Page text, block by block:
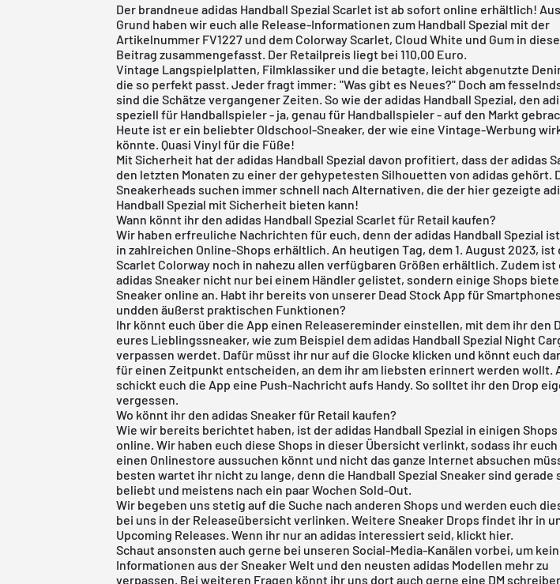
Der brandneue adidas Handball Spezial Scarlet ist ab sofort online erhältlich!
Grund haben wir euch alle Release-Informationen zum Handball Spezial mit der
Artikelnummer FV1227 und dem Colorway Scarlet, Cloud White und Gum in
Beitrag zusammengefasst. Der Retailpreis liegt bei 110,00 Euro.
Vintage Langspielplatten, Filmklassiker und die betagte, leicht abgenutzte
die so perfekt passt. Jeder fragt immer: "Was gibt es Neues?" Doch am
sind die Schätze vergangener Zeiten. So wie der adidas Handball Spezial, den
speziell für Handballspieler - ja, genau für Handballspieler - auf den Markt
Heute ist er ein beliebter Oldschool-Sneaker, der wie eine Vintage-Werbung
könnte. Quasi Vinyl für die Füße!
Mit Sicherheit hat der adidas Handball Spezial davon profitiert, dass deradidas
den letzten Monaten zu einer der gehypetesten Silhouetten von adidas gehört.
Sneakerheads suchen immer schnell nach Alternativen, die der hier gezeigte
Handball Spezial mit Sicherheit bieten kann!
Wann könnt ihr den adidas Handball Spezial Scarlet für Retail kaufen?
Wir haben erfreuliche Nachrichten für euch, denn der adidas Handball Spezial
in zahlreichen Online-Shops erhältlich. An heutigen Tag, dem 1. August 2023, ist
Scarlet Colorway noch in nahezu allen verfügbaren Größen erhältlich. Zudem ist
adidas Sneaker nicht nur bei einem Händler gelistet, sondern einige Shops
Sneaker online an. Habt ihr bereits von unserer Dead Stock App für
undden äußerst praktischen Funktionen?
Ihr könnt euch über die App einen Releasereminder einstellen, mit dem ihr den
eures Lieblingssneaker, wie zum Beispiel dem adidas Handball Spezial Night
verpassen werdet. Dafür müsst ihr nur auf die Glocke klicken und könnt euch
für einen Zeitpunkt entscheiden, an dem ihr am liebsten erinnert werden wollt.
schickt euch die App eine Push-Nachricht aufs Handy. So solltet ihr den Drop
vergessen.
Wo könnt ihr den adidas Sneaker für Retail kaufen?
Wie wir bereits berichtet haben, ist der adidas Handball Spezial in einigen Shops
online. Wir haben euch diese Shops in dieser Übersicht verlinkt, sodass ihr
einen Onlinestore aussuchen könnt und nicht das ganze Internet absuchen
besten wartet ihr nicht zu lange, denn die Handball Spezial Sneaker sind gerade
beliebt und meistens nach ein paar Wochen Sold-Out.
Wir begeben uns stetig auf die Suche nach anderen Shops und werden euch
bei uns in der Releaseübersichtverlinken. Weitere Sneaker Drops findet ihr in
Upcoming Releases . Wenn ihr nur anadidas interessiert seid, klickt hier.
Schaut ansonsten auch gerne bei unseren Social-Media-Kanälen vorbei, um
Informationen aus der Sneaker Welt und den neusten adidas Modellen mehr zu
verpassen. Bei weiteren Fragen könnt ihr uns dort auch gerne eine DM